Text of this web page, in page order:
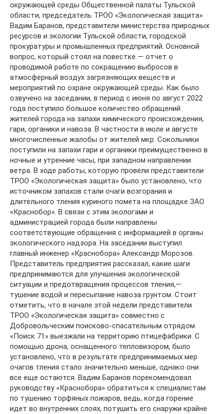
окружающей среды Общественной палаты Тульской
области, председатель ТРОО «Экологическая защита»
Вадим Баранов, представители министерства природных
ресурсов и экологии Тульской области, городской
прокуратуры и промышленных предприятий. Основной
вопрос, который стоял на повестке — отчет о
проводимой работе по сокращению выбросов в
атмосферный воздух загрязняющих веществ и
мероприятий по охране окружающей среды. Как было
озвучено на заседании, в период с июня по август 2022
года поступило большое количество обращений
жителей города на запахи химического происхождения,
гари, органики и навоза. В частности в июле и августе
многочисленные жалобы от жителей мкр. Сокольники
поступили на запахи гари и органики преимущественно в
ночные и утренние часы, при западном направлении
ветра. В ходе работы, которую провели представители
ТРОО «Экологическая защита» было установлено, что
источником запахов стали очаги возгорания и
длительного тления куриного помета на площадке ЗАО
«Краснобор». В связи с этим экологами и
администрацией города были направлены
соответствующие обращения с информацией в органы
экологического надзора. На заседании выступил
главный инженер «Краснобора» Александр Морозов.
Представитель предприятия рассказал, какие шаги
предпринимаются для улучшения экологической
ситуации и предотвращения процессов тления,—
тушение водой и пересыпание навоза грунтом. Стоит
отметить, что в начале этой недели представители
ТРОО «Экологическая защита» совместно с
Добровольческим поисково-спасательным отрядом
«Поиск 71» выезжали на территорию птицефабрики. С
помощью дрона, оснащенного тепловизором, было
установлено, что в результате предпринимаемых мер
очагов тления стало значительно меньше, однако они
все еще остаются. Вадим Баранов порекомендовал
руководству «Краснобора» обратиться к специалистам
по тушению торфяных пожаров, ведь, когда горение
идет во внутренних слоях, потушить его снаружи крайне